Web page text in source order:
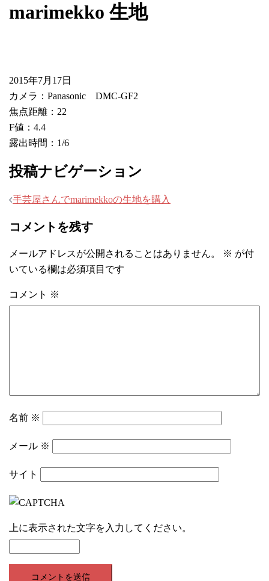
marimekko 生地
2015年7月17日
カメラ：Panasonic DMC-GF2
焦点距離：22
F値：4.4
露出時間：1/6
投稿ナビゲーション
手芸屋さんでmarimekkoの生地を購入
コメントを残す
メールアドレスが公開されることはありません。 ※ が付
いている欄は必須項目です
コメント ※
名前 ※
メール ※
サイト
上に表示された文字を入力してください。